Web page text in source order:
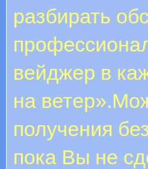
разбирать
вейджер в
на
получения
пока Вы не